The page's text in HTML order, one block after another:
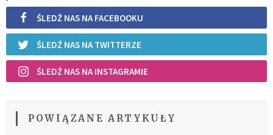
ŚLEDŹ NAS NA FACEBOOKU
ŚLEDŹ NAS NA TWITTERZE
ŚLEDŹ NAS NA INSTAGRAMIE
POWIĄZANE ARTYKUŁY